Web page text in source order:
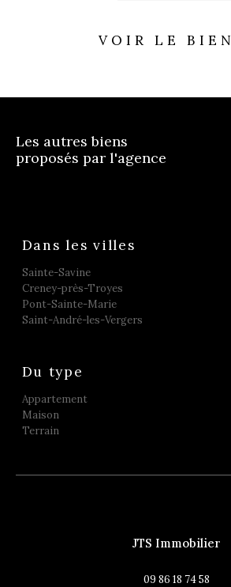
VOIR LE BIEN
Les autres biens
proposés par l'agence
Dans les villes
Sainte-Savine
Creney-près-Troyes
Pont-Sainte-Marie
Saint-André-les-Vergers
Du type
Appartement
Maison
Terrain
JTS Immobilier
09 86 18 74 58